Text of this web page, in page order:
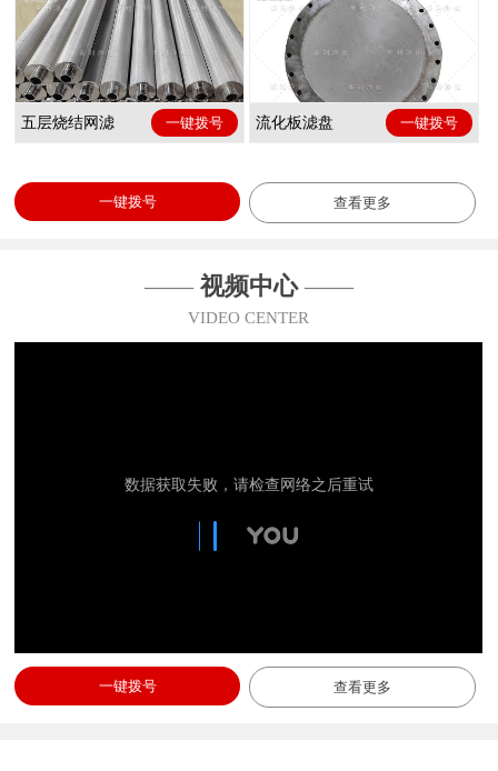
五层烧结网滤 一键拨号 流化板滤盘 一键拨号
一键拨号 查看更多
—— 视频中心——
VIDEO CENTER
一键拨号 查看更多